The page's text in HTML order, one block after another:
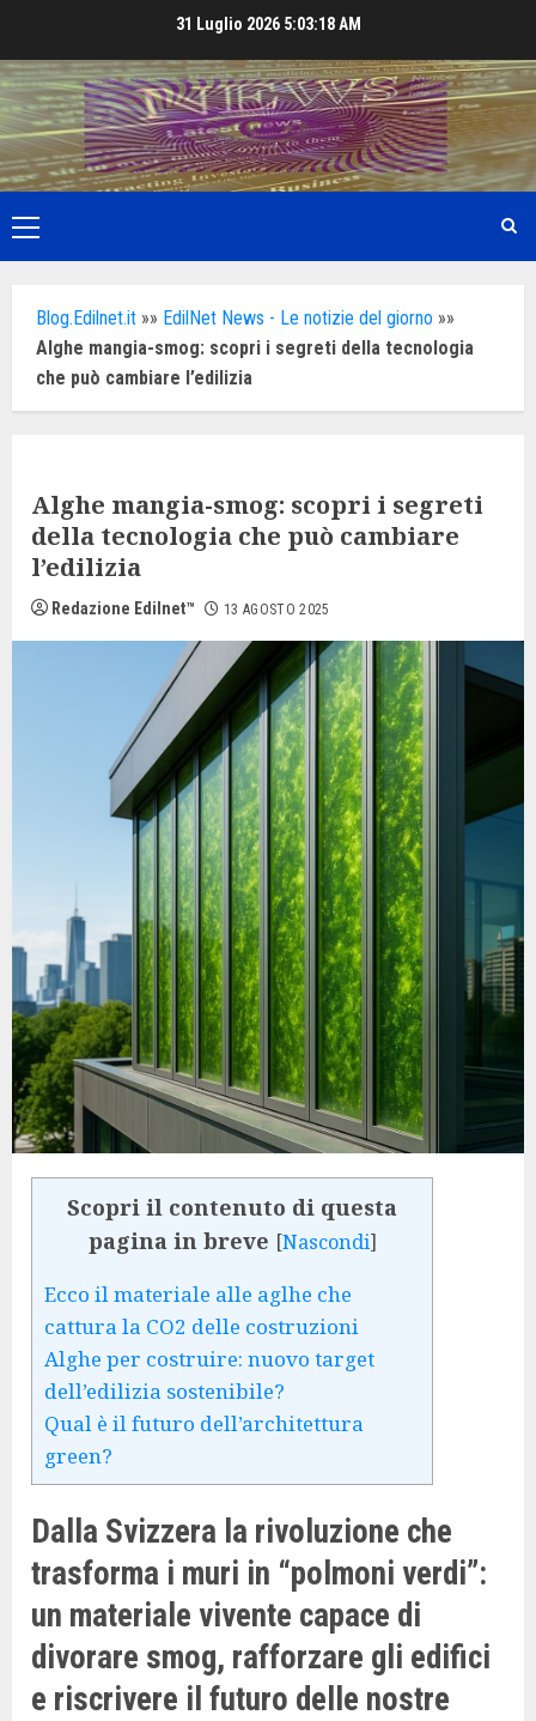
content
31 Luglio 2026 5:03:20 AM
Primary
Menu
Blog.Edilnet.it »» EdilNet News - Le notizie del giorno »»
Alghe mangia-smog: scopri i segreti della tecnologia
che può cambiare l’edilizia
Alghe mangia-smog: scopri i segreti
della tecnologia che può cambiare
l’edilizia
Redazione Edilnet™ 13 AGOSTO 2025
Scopri il contenuto di questa
pagina in breve [Nascondi]
Ecco il materiale alle aglhe che
cattura la CO2 delle costruzioni
Alghe per costruire: nuovo target
dell’edilizia sostenibile?
Qual è il futuro dell’architettura
green?
Dalla Svizzera la rivoluzione che
trasforma i muri in “polmoni verdi”:
un materiale vivente capace di
divorare smog, rafforzare gli edifici
e riscrivere il futuro delle nostre